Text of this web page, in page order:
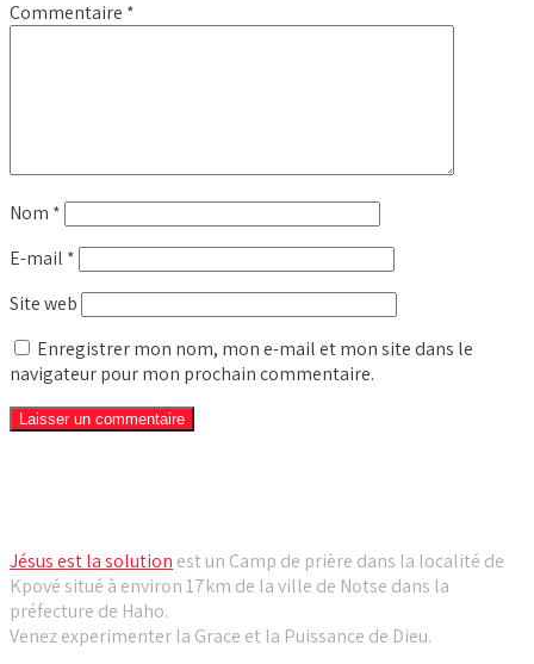
Commentaire *
Nom *
E-mail *
Site web
Enregistrer mon nom, mon e-mail et mon site dans le
navigateur pour mon prochain commentaire.
Jésus est la solution est un Camp de prière dans la localité de
Kpové situé à environ 17km de la ville de Notse dans la
préfecture de Haho.
Venez experimenter la Grace et la Puissance de Dieu.